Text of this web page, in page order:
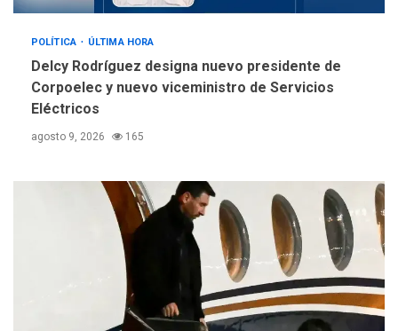
POLÍTICA ÚLTIMA HORA
Delcy Rodríguez designa nuevo presidente de
Corpoelec y nuevo viceministro de Servicios
Eléctricos
agosto 9, 2026 165